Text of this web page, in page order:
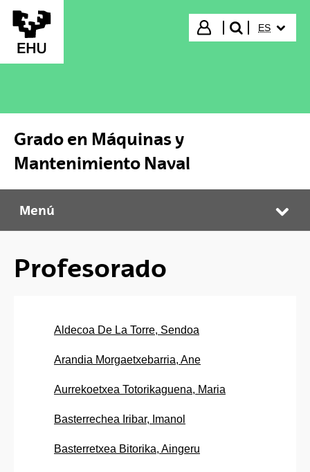
Saltar al contenido principal
Iniciar sesión
buscar"
ES
Grado en Máquinas y
Mantenimiento Naval
Grado en Máquinas y Mantenimiento Naval
Menú
Profesorado
Aldecoa De La Torre, Sendoa
Arandia Morgaetxebarria, Ane
Aurrekoetxea Totorikaguena, Maria
Basterrechea Iribar, Imanol
Basterretxea Bitorika, Aingeru